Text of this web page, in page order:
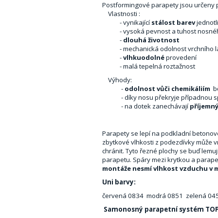
Postformingové parapety jsou určeny
Vlastnosti :
- vynikajícístálost barev
- vysoká pevnost a tuhost
- dlouhá životnost
- mechanická odolnost vrchního
-vlhkuodolnéprovedení
- malá tepelná roztažnost
Výhody:
- odolnost vůči chemikáliím
- díky nosu překryje případnou
- na dotek zanechávají
Parapety se lepí na podkladní
zbytkové vlhkosti z podezdívky může
chránit. Tyto řezné plochy se buď
parapetu. Spáry mezi krytkou a
montáže nesmí vlhkost vzduchu v
Uni barvy:
červená 0834 modrá 0851 zelená
Samonosný parapetní systém